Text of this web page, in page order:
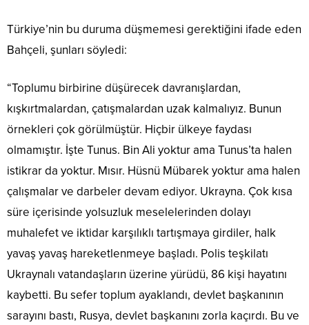
Türkiye’nin bu duruma düşmemesi gerektiğini ifade eden
Bahçeli, şunları söyledi:
“Toplumu birbirine düşürecek davranışlardan,
kışkırtmalardan, çatışmalardan uzak kalmalıyız. Bunun
örnekleri çok görülmüştür. Hiçbir ülkeye faydası
olmamıştır. İşte Tunus. Bin Ali yoktur ama Tunus’ta halen
istikrar da yoktur. Mısır. Hüsnü Mübarek yoktur ama halen
çalışmalar ve darbeler devam ediyor. Ukrayna. Çok kısa
süre içerisinde yolsuzluk meselelerinden dolayı
muhalefet ve iktidar karşılıklı tartışmaya girdiler, halk
yavaş yavaş hareketlenmeye başladı. Polis teşkilatı
Ukraynalı vatandaşların üzerine yürüdü, 86 kişi hayatını
kaybetti. Bu sefer toplum ayaklandı, devlet başkanının
sarayını bastı, Rusya, devlet başkanını zorla kaçırdı. Bu ve